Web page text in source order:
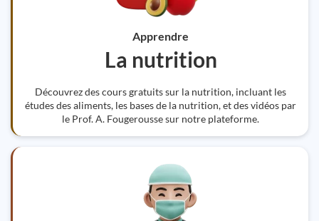
Apprendre
La nutrition
Découvrez des cours gratuits sur la nutrition, incluant les
études des aliments, les bases de la nutrition, et des vidéos par
le Prof. A. Fougerousse sur notre plateforme.